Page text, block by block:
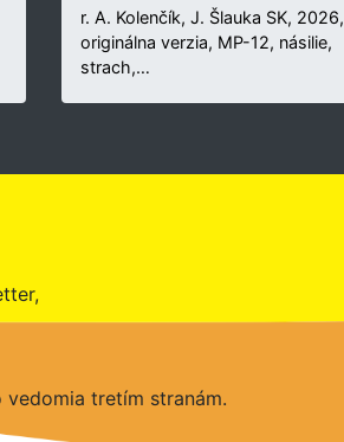
r. A. Kolenčík, J. Šlauka SK, 2026,
originálna verzia, MP-12, násilie,
strach,…
tretím stranám.